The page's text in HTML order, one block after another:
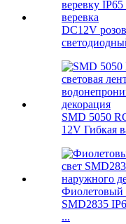
DC12V
SMD 5050
12V Гибкая
Фиолетовый
SMD2835
...